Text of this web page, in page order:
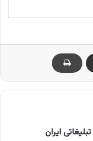
ایران